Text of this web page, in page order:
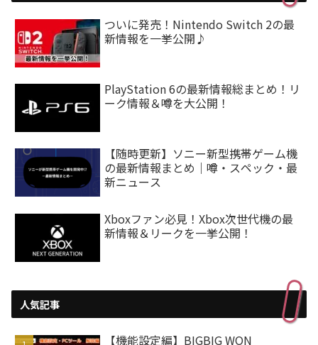
ついに発売！Nintendo Switch 2の最
新情報を一挙公開♪
PlayStation 6の最新情報総まとめ！リ
ーク情報＆噂を大公開！
【随時更新】ソニー新型携帯ゲーム機
の最新情報まとめ｜噂・スペック・最
新ニュース
Xboxファン必見！Xbox次世代機の最
新情報＆リークを一挙公開！
人気記事
【機能設定編】BIGBIG WON